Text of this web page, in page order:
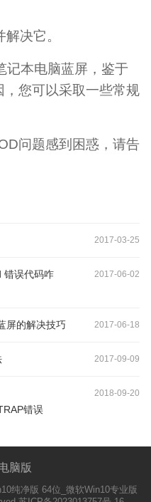
决它。
记本电脑蓝屏，鉴于
您可以采取一些常规
问题感到困惑，请告
2017-03-25
错误代码咋
2017-06-02
屏的解决技巧 2017-06-18
2017-09-09
错误
2018-09-20
脑版
纯净版 64位_微软Win10专业版